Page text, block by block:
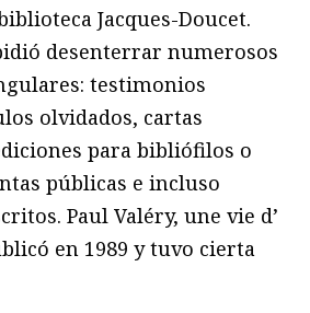
Jacques-Doucet.
desenterrar numerosos
testimonios
olvidados, cartas
para bibliófilos o
públicas e incluso
tos. Paul Valéry, une vie d’
en 1989 y tuvo cierta